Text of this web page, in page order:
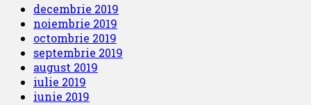
decembrie 2019
noiembrie 2019
octombrie 2019
septembrie 2019
august 2019
iulie 2019
iunie 2019